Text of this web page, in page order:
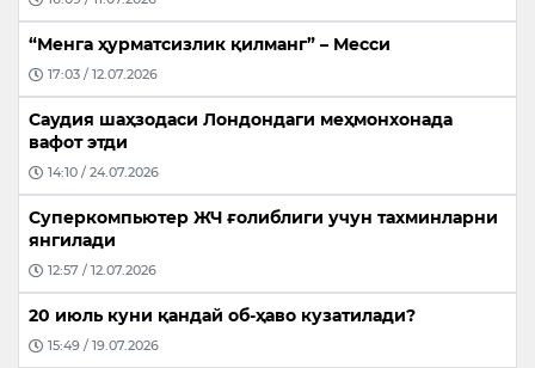
“Менга ҳурматсизлик қилманг” – Месси
17:03 / 12.07.2026
Саудия шаҳзодаси Лондондаги меҳмонхонада
вафот этди
14:10 / 24.07.2026
Суперкомпьютер ЖЧ ғолиблиги учун тахминларни
янгилади
12:57 / 12.07.2026
20 июль куни қандай об-ҳаво кузатилади?
15:49 / 19.07.2026